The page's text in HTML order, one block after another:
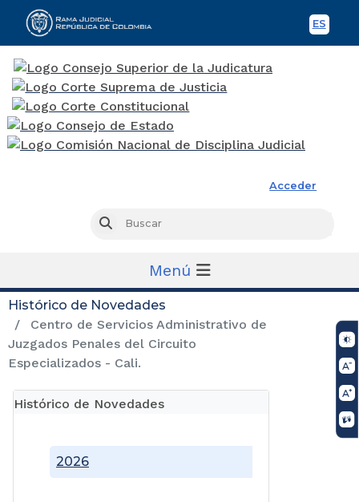
ES
Acceder
Buscar
Menú
Histórico de Novedades
Centro de Servicios Administrativo de
Juzgados Penales del Circuito
Especializados - Cali.
Histórico de Novedades
2026